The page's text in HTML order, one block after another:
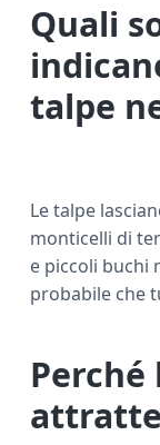
Quali
talpe
Le talpe
monticelli di
e piccoli buchi
probabile che
Perché